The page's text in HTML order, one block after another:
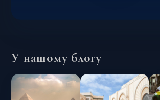
У нашому блогу